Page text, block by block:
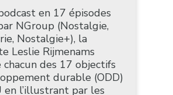
en 17 épisodes
NGroup (Nostalgie,
Nostalgie+), la
Leslie Rijmenams
des 17 objectifs
durable (ODD)
en l’illustrant par les